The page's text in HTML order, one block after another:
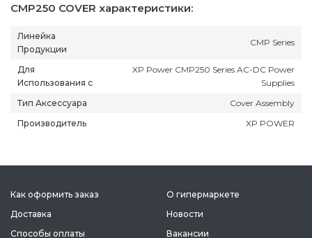
CMP250 COVER характеристики:
Линейка
Продукции
CMP Series
Для
Использования с
XP Power CMP250 Series AC-DC Power
Supplies
Тип Аксессуара
Cover Assembly
Производитель
XP POWER
Как оформить заказ
Доставка
Способы оплаты
О гипермаркете
Новости
Вакансии